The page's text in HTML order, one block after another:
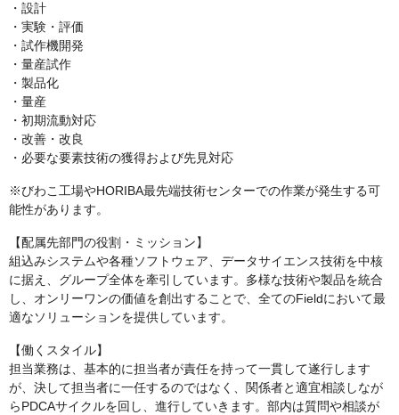
・設計
・実験・評価
・試作機開発
・量産試作
・製品化
・量産
・初期流動対応
・改善・改良
・必要な要素技術の獲得および先見対応
※びわこ工場やHORIBA最先端技術センターでの作業が発生する可
能性があります。
【配属先部門の役割・ミッション】
組込みシステムや各種ソフトウェア、データサイエンス技術を中核
に据え、グループ全体を牽引しています。多様な技術や製品を統合
し、オンリーワンの価値を創出することで、全てのFieldにおいて最
適なソリューションを提供しています。
【働くスタイル】
担当業務は、基本的に担当者が責任を持って一貫して遂行します
が、決して担当者に一任するのではなく、関係者と適宜相談しなが
らPDCAサイクルを回し、進行していきます。部内は質問や相談が